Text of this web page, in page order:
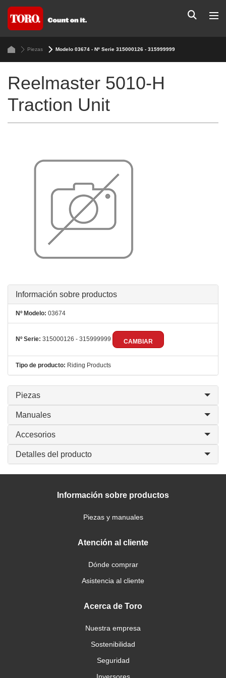
Piezas Modelo 03674 - Nº Serie 315000126 - 315999999
Reelmaster 5010-H
Traction Unit
Información sobre productos
Nº Modelo: 03674
Nº Serie: 315000126 - 315999999 CAMBIAR
Tipo de producto: Riding Products
Piezas
Manuales
Accesorios
Detalles del producto
Información sobre productos
Piezas y manuales
Atención al cliente
Dónde comprar
Asistencia al cliente
Acerca de Toro
Nuestra empresa
Sostenibilidad
Seguridad